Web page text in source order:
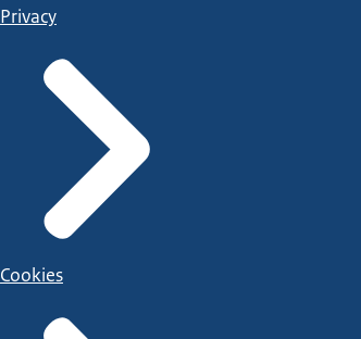
Privacy
Cookies